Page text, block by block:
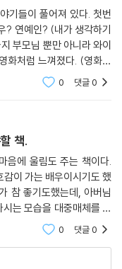
? 연예인? (내가 생각하기
부모님 뿐만 아니라 와이
화처럼 느껴졌다. (영화보
0 댓글0
책.
음에 울림도 주는 책이다.
이 가는 배우이시기도 했
참 좋기도했는데, 아버님
는 모습을 대중매체를 통
위해 기도하셨던 어머니,
0 댓글0